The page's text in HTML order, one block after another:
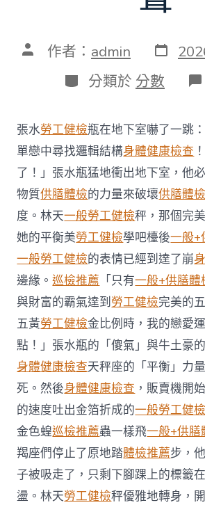
文 作者： admin 發
表
日
期
分
類
分類於 分數
張水勞工健檢瓶在地下室嚇了一跳
單戀中尋找邏輯結構身體健康檢查
了！」張水瓶猛地衝出地下室，他
物質供膳體檢的力量來破壞供膳體
度。林天一般勞工健檢秤，那個完
她的平衡美勞工健檢學吧檯後一般+
一般勞工健檢的表情已經到達了崩
邊緣。巡檢推薦 「只有一般+供膳體
與財富的霸氣達到勞工健檢完美的五
五黃勞工健檢金比例時，我的戀愛
點！」張水瓶的「傻氣」與牛土豪
身體健康檢查天秤座的「平衡」力
死。然後身體健康檢查 ，販賣機開
的速度吐出金箔折成的一般勞工健
金色蝗巡檢推薦蟲一樣飛一般+供膳
羯座們停止了原地踏體檢推薦步，
子被吸走了，只剩下腳踝上的標籤
盪。林天勞工健檢秤優雅地轉身，